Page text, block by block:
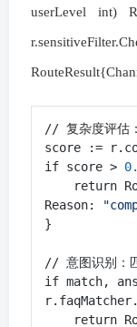
userLevel
// 复杂度评估
score :=
if score >
Reason:
}
// 意图识别：
if match,
r.faqMatcher.